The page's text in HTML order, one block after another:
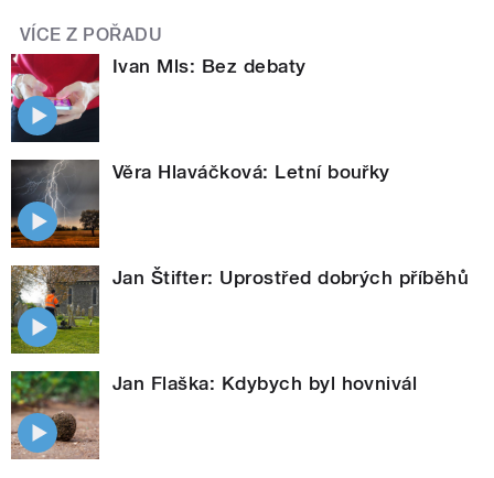
VÍCE Z POŘADU
Ivan Mls: Bez debaty
Věra Hlaváčková: Letní bouřky
Jan Štifter: Uprostřed dobrých příběhů
Jan Flaška: Kdybych byl hovnivál